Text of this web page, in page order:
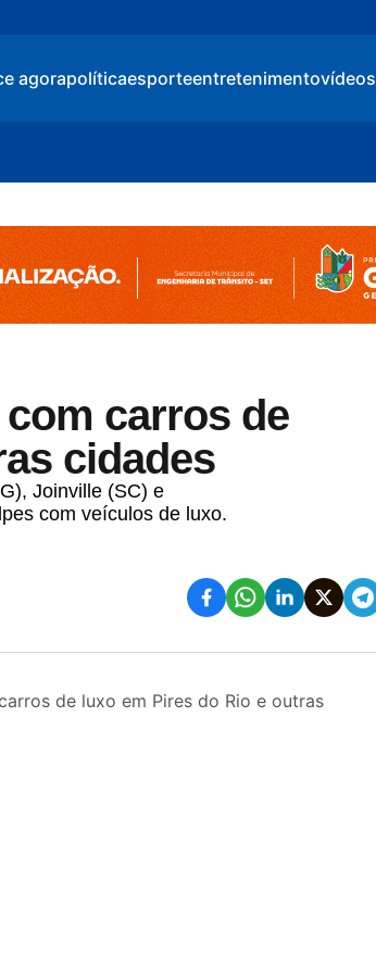
agorapolíticaesporteentretenimentovídeos
carros de
cidades
Joinville (SC) e
com veículos de luxo.